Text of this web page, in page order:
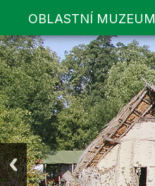
OBLASTNÍ MUZEUM